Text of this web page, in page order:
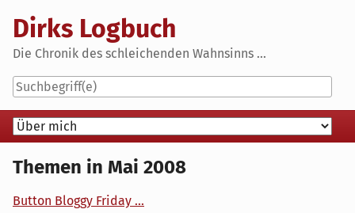
content
Dirks Logbuch
Die Chronik des schleichenden Wahnsinns ...
Navigation
Themen in Mai 2008
Button Bloggy Friday ...